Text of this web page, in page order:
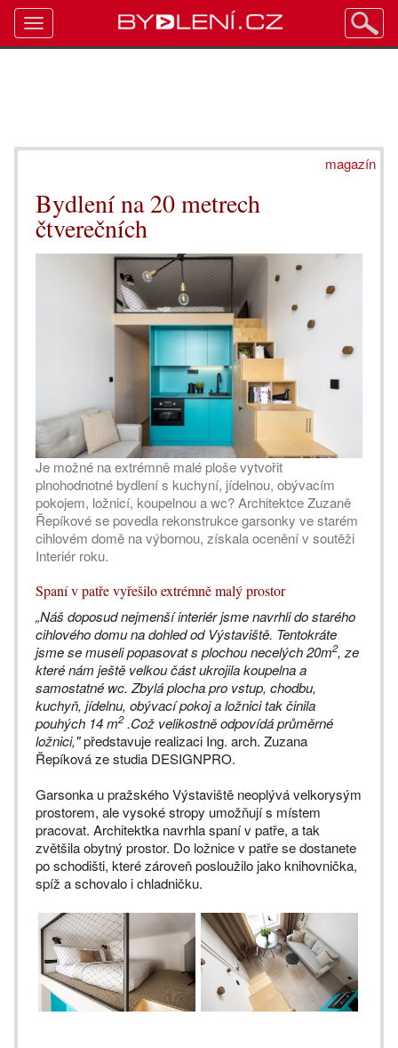
magazín
Bydlení na 20 metrech
čtverečních
Je možné na extrémně malé ploše vytvořit
plnohodnotné bydlení s kuchyní, jídelnou, obývacím
pokojem, ložnicí, koupelnou a wc? Architektce Zuzaně
Řepíkové se povedla rekonstrukce garsonky ve starém
cihlovém domě na výbornou, získala ocenění v soutěži
Interiér roku.
Spaní v patře vyřešilo extrémně malý prostor
„Náš doposud nejmenší interiér jsme navrhli do starého
cihlového domu na dohled od Výstaviště. Tentokráte
jsme se museli popasovat s plochou necelých 20m2, ze
které nám ještě velkou část ukrojila koupelna a
samostatné wc. Zbylá plocha pro vstup, chodbu,
kuchyň, jídelnu, obývací pokoj a ložnici tak činila
pouhých 14 m2.Což velikostně odpovídá průměrné
ložnici,"představuje realizaci Ing. arch. Zuzana
Řepíková ze studia DESIGNPRO.
Garsonka u pražského Výstaviště neoplývá velkorysým
prostorem, ale vysoké stropy umožňují s místem
pracovat. Architektka navrhla spaní v patře, a tak
zvětšila obytný prostor. Do ložnice v patře se dostanete
po schodišti, které zároveň posloužilo jako knihovnička,
spíž a schovalo i chladničku.
Toggle
navigation